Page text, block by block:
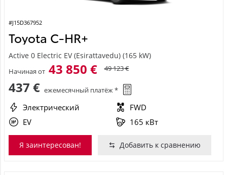
#J15D367952
Toyota C-HR+
Active 0 Electric EV (Esirattavedu) (165 kW)
Начиная от 43 850 € 49 123 €
437 € ежемесячный платёж *
Электрический
FWD
EV
165 кВт
Я заинтересован! Добавить к сравнению